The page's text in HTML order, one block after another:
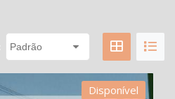
Disponível